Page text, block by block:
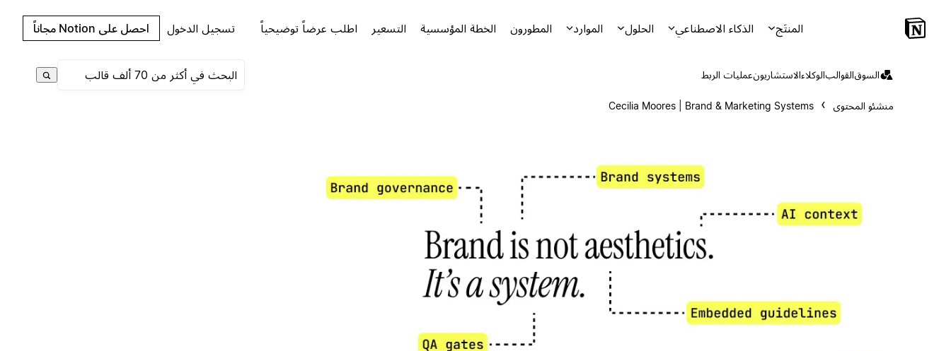
المنتَج الذكاء الاصطناعي الحلول الموارد المطورون الخطة المؤسسية التسعير اطلب عرضاً توضيحياً تسجيل الدخول احصل على Notion مجاناً
السوقالقوالبالوكلاءالاستشاريونعمليات الربط
منشئو المحتوى Cecilia Moores | Brand & Marketing Systems